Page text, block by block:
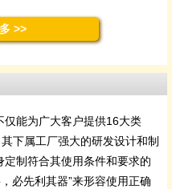
>>
能为广大客户提供16大类
下属工厂强大的研发设计和制
制符合其使用条件和要求的
必先利其器”来形容使用正确